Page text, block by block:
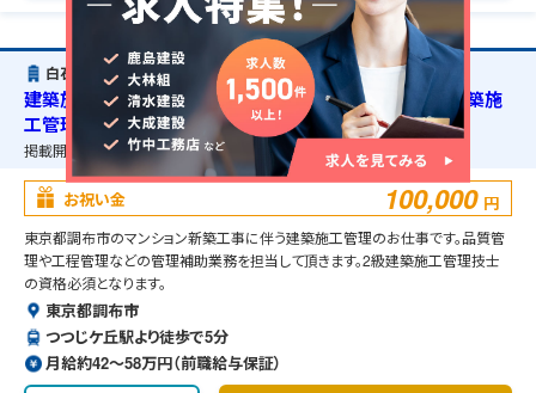
白石建設株式会社
建築施工管理・東京都調布市・マンション新築工事・2級建築施
工管理技士の資格必須・宿舎の準備可能
掲載開始日： 2025/07/13 掲載終了予定日： 2026/08/18
お祝い金 100,000 円
東京都調布市のマンション新築工事に伴う建築施工管理のお仕事です。品質管
理や工程管理などの管理補助業務を担当して頂きます。2級建築施工管理技士
の資格必須となります。
東京都調布市
つつじケ丘駅より徒歩で5分
月給約42〜58万円（前職給与保証）